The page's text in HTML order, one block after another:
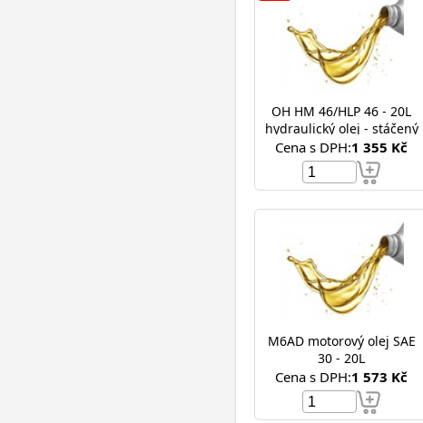
OH HM 46/HLP 46 - 20L
hydraulický olej - stáčený
Cena s DPH:1 355 Kč
M6AD motorový olej SAE
30 - 20L
Cena s DPH:1 573 Kč